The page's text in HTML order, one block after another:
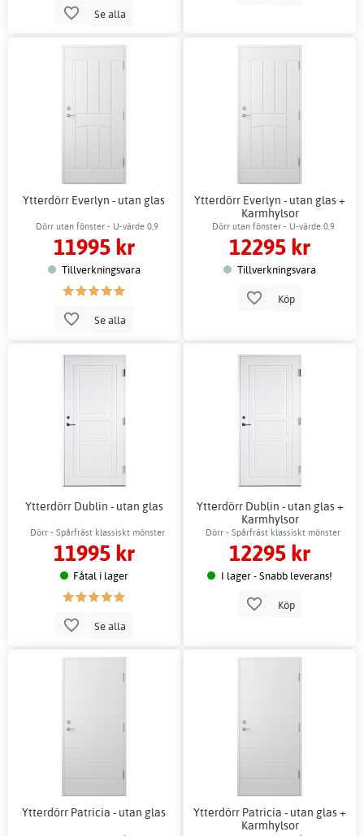
Se alla
Ytterdörr Everlyn - utan glas
Dörr utan fönster - U-värde 0,9
11995 kr
Tillverkningsvara
Se alla
Ytterdörr Everlyn - utan glas +
Karmhylsor
Dörr utan fönster - U-värde 0,9
12295 kr
Tillverkningsvara
Köp
Ytterdörr Dublin - utan glas
Dörr - Spårfräst klassiskt mönster
11995 kr
Fåtal i lager
Se alla
Ytterdörr Dublin - utan glas +
Karmhylsor
Dörr - Spårfräst klassiskt mönster
12295 kr
I lager - Snabb leverans!
Köp
Ytterdörr Patricia - utan glas
Ytterdörr Patricia - utan glas +
Karmhylsor